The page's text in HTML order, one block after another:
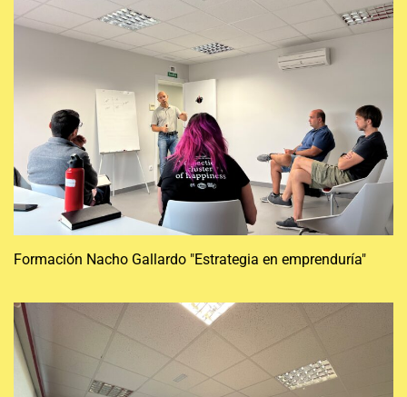
Formación Nacho Gallardo "Estrategia en emprenduría"